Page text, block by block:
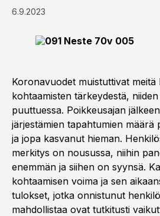
6.9.2023
Koronavuodet muistuttivat meitä
kohtaamisten tärkeydestä,
puuttuessa. Poikkeusajan
järjestämien tapahtumien määrä
ja jopa kasvanut hieman.
merkitys on nousussa, niihin
enemmän ja siihen on syynsä.
kohtaamisen voima ja sen
tulokset, jotka onnistunut
mahdollistaa ovat tutkitusti